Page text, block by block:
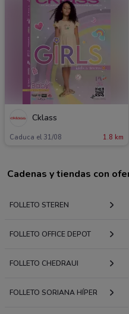
Cklass
Caduca el 31/08 1.8 km
Cadenas y tiendas con
FOLLETO STEREN
FOLLETO OFFICE DEPOT
FOLLETO CHEDRAUI
FOLLETO SORIANA HÍPER